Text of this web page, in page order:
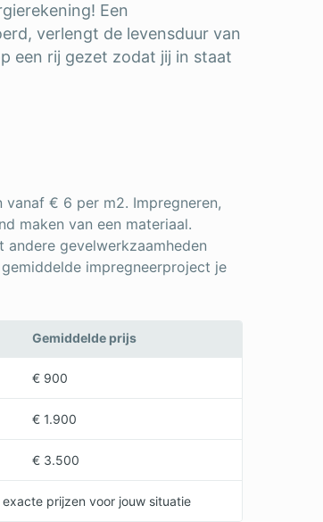
Een
verlengt de levensduur van
een rij gezet zodat jij in staat
€ 6 per m2. Impregneren,
maken van een materiaal.
gevelwerkzaamheden
impregneerproject je
Gemiddelde prijs
€ 900
€ 1.900
€ 3.500
prijzen voor jouw situatie